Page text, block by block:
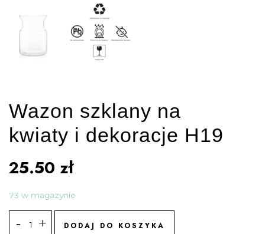
Wazon szklany na
kwiaty i dekoracje H19
25.50 zł
73 w magazynie
DODAJ DO KOSZYKA